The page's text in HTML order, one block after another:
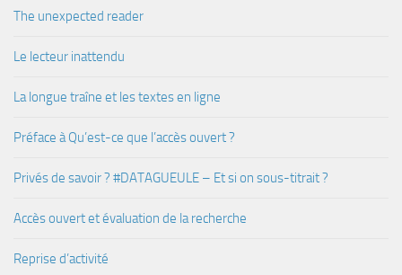
The unexpected reader
Le lecteur inattendu
La longue traîne et les textes en ligne
Préface à Qu’est-ce que l’accès ouvert ?
Privés de savoir ? #DATAGUEULE – Et si on sous-titrait ?
Accès ouvert et évaluation de la recherche
Reprise d’activité